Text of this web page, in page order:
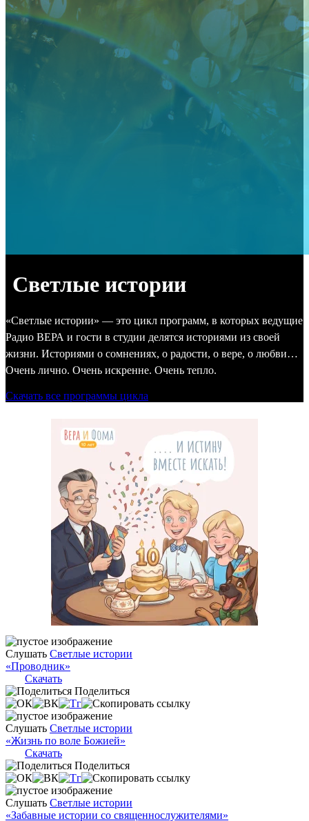
Светлые истории
«Светлые истории» — это цикл программ, в которых ведущие
Радио ВЕРА и гости в студии делятся историями из своей
жизни. Историями о сомнениях, о радости, о вере, о любви…
Очень лично. Очень искренне. Очень тепло.
Скачать все программы цикла
Слушать Светлые истории
«Проводник»
Скачать
Поделиться
Слушать Светлые истории
«Жизнь по воле Божией»
Скачать
Поделиться
Слушать Светлые истории
«Забавные истории со священнослужителями»